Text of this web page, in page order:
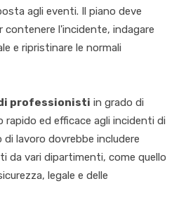
agli eventi. Il piano deve
contenere l'incidente, indagare
e ripristinare le normali
professionisti in grado di
rapido ed efficace agli incidenti di
di lavoro dovrebbe includere
da vari dipartimenti, come quello
legale e delle